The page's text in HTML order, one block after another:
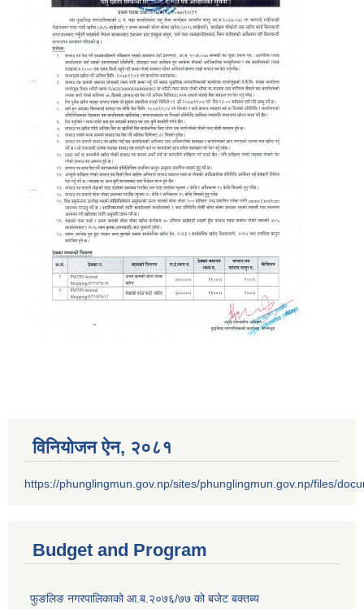
विनियोजन ऐन‚ २०८१
https://phunglingmun.gov.np/sites/phunglingmun.gov.np/files/
Budget and Program
फुङलिङ नगरपालिकाको आ.ब.२०७६/७७ को बजेट बक्तब्य